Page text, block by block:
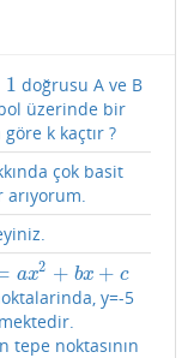
1 doğrusu A ve B
üzerinde bir
k kaçtır ?
çok basit
ax2 + bx + c
+ bx+c
y=-5
tepe noktasının